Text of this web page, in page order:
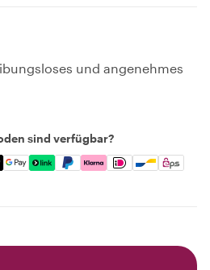
und angenehmes
sind verfügbar?
Discover, Apple Pay, Google